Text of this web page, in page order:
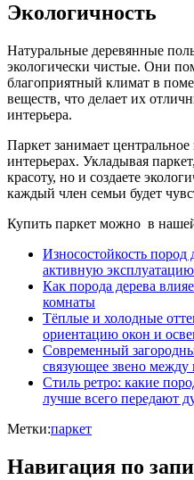
Экологичность
Натуральные деревянные
экологически чистые. Они
благоприятный климат в
веществ, что делает их
интерьера.
Паркет занимает
интерьерах. Укладывая
красоту, но и создаете
каждый член семьи будет
Купить паркет можно в
Износостойкость пород
активную эксплуатацию
Как порода дерева
комнаты
Тёплые и холодные
ориентацию окон и
Современный
связующее звено между
Стиль ретро: какие
лучше всего передают
Метки:паркет
Навигация по